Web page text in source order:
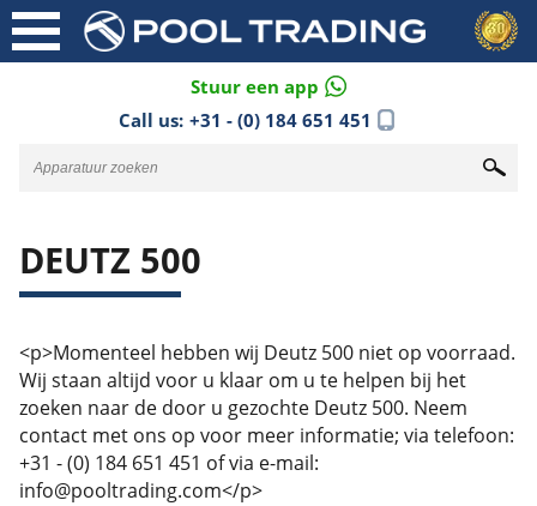
Stuur een app
Call us: +31 - (0) 184 651 451
DEUTZ 500
<p>Momenteel hebben wij Deutz 500 niet op voorraad.
Wij staan altijd voor u klaar om u te helpen bij het
zoeken naar de door u gezochte Deutz 500. Neem
contact met ons op voor meer informatie; via telefoon:
+31 - (0) 184 651 451 of via e-mail:
info@pooltrading.com</p>